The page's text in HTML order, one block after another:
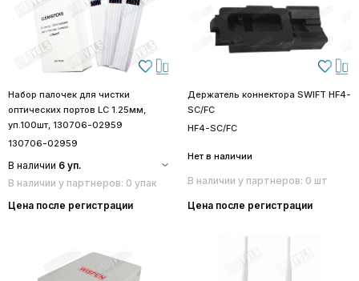
Набор палочек для чистки
оптических портов LC 1.25мм,
уп.100шт, 130706-02959
130706-02959
В наличии 6 уп.
В наличии у партнеров: 0 упак
Цена после регистрации
Держатель коннектора SWIFT HF4-
SC/FC
HF4-SC/FC
Нет в наличии
В наличии у партнеров: 0 шт
Цена после регистрации